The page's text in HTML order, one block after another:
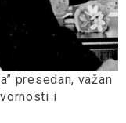
presedan, važan
i